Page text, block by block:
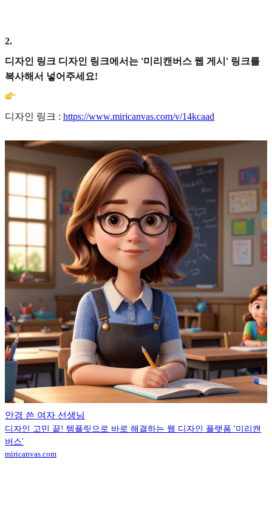
2.
디자인 링크 디자인 링크에서는 '미리캔버스 웹 게시' 링크를
복사해서 넣어주세요!
디자인 링크 : https://www.miricanvas.com/v/14kcaad
안경 쓴 여자 선생님
디자인 고민 끝! 템플릿으로 바로 해결하는 웹 디자인 플랫폼 '미리캔
버스'
miricanvas.com